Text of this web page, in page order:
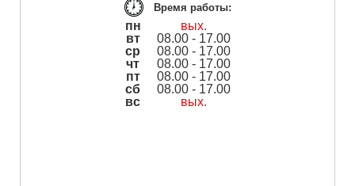
Время работы:
пн
вых.
вт
08.00 - 17.00
ср
08.00 - 17.00
чт
08.00 - 17.00
пт
08.00 - 17.00
сб
08.00 - 17.00
вс
вых.